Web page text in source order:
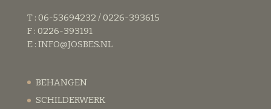
T : 06-53694232 / 0226-393615
F : 0226-393191
E : INFO@JOSBES.NL
BEHANGEN
SCHILDERWERK